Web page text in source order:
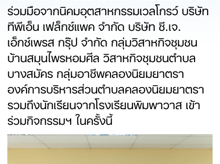
ร่วมมือจากนิคมอุตสาหกรรมเวลโกรว์ บริษัท
ทีพีเอ็น เฟล็กซ์แพค จำกัด บริษัท ซี.เจ.
เอ็กซ์เพรส กรุ๊ป จำกัด กลุ่มวิสาหกิจชุมชน
บ้านสมุนไพรหอมศีล วิสาหกิจชุมชนตำบล
บางสมัคร กลุ่มอาชีพคลองนิยมยาตรา
องค์การบริหารส่วนตำบลคลองนิยมยาตรา
รวมถึงนักเรียนจากโรงเรียนพิมพาวาส เข้า
ร่วมกิจกรรมฯ ในครั้งนี้